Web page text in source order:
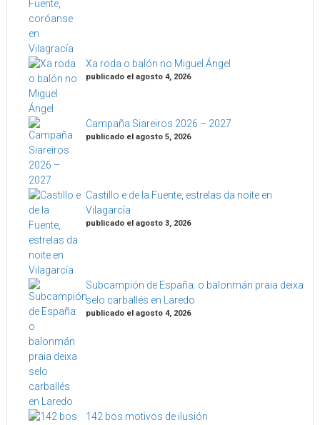
Xa roda o balón no Miguel Ángel
publicado el agosto 4, 2026
Campaña Siareiros 2026 – 2027
publicado el agosto 5, 2026
Castillo e de la Fuente, estrelas da noite en
Vilagarcía
publicado el agosto 3, 2026
Subcampión de España: o balonmán praia deixa
selo carballés en Laredo
publicado el agosto 4, 2026
142 bos motivos de ilusión